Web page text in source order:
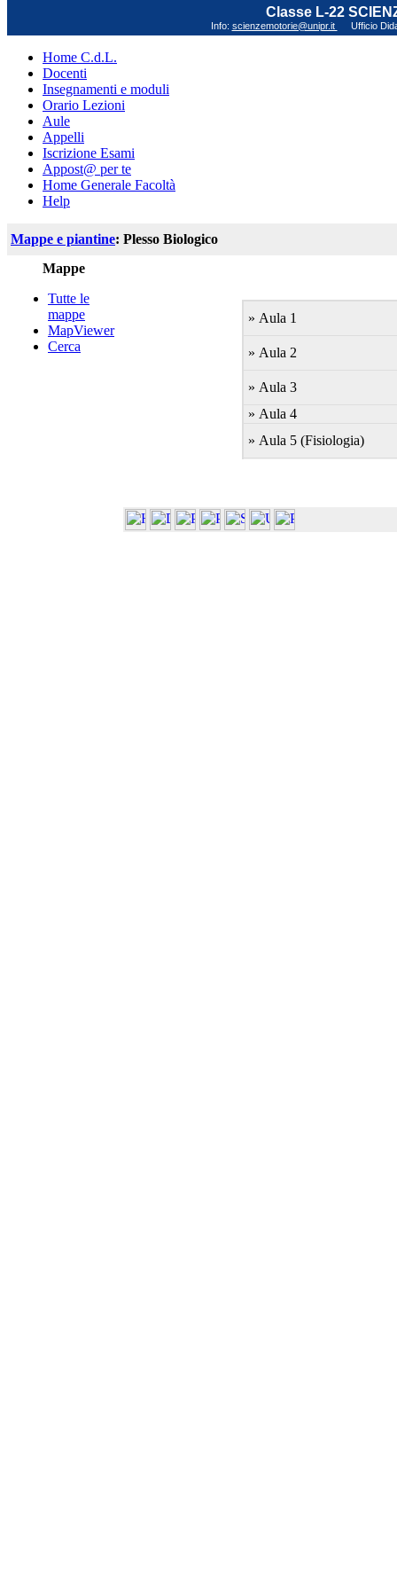
Classe L-22
Info: scienzemotorie@unipr.it Ufficio
Home C.d.L.
Docenti
Insegnamenti e moduli
Orario Lezioni
Aule
Appelli
Iscrizione Esami
Appost@ per te
Home Generale Facoltà
Help
Mappe e piantine: Plesso Biologico
Mappe
Tutte le
mappe
MapViewer
Cerca
» Aula 1
» Aula 2
» Aula 3
» Aula 4
» Aula 5 (Fisiologia)